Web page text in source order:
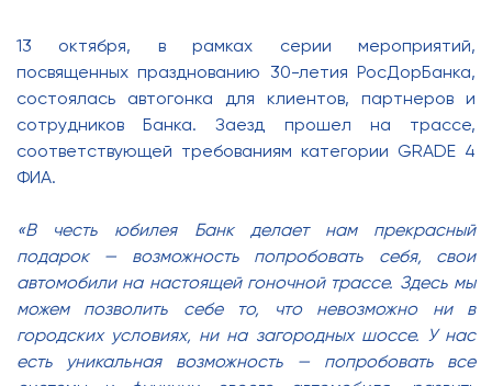
13 октября, в рамках серии мероприятий,
посвященных празднованию 30-летия РосДорБанка,
состоялась автогонка для клиентов, партнеров и
сотрудников Банка. Заезд прошел на трассе,
соответствующей требованиям категории GRADE 4
ФИА.
«В честь юбилея Банк делает нам прекрасный
подарок — возможность попробовать себя, свои
автомобили на настоящей гоночной трассе. Здесь мы
можем позволить себе то, что невозможно ни в
городских условиях, ни на загородных шоссе. У нас
есть уникальная возможность — попробовать все